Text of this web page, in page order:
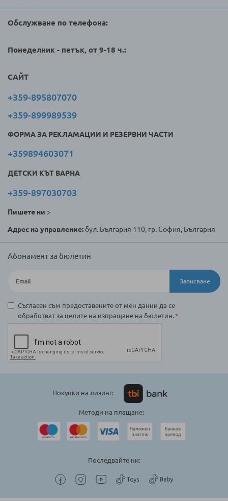
Обслужване по телефона:
Понеделник - петък, от 9-18 ч.:
САЙТ
+359-895807070
+359-899989539
ФОРМА ЗА РЕКЛАМАЦИИ И РЕЗЕРВНИ ЧАСТИ
+359894603071
ДЕТСКИ КЪТ ВАРНА
+359-897030703
Пишете ни >
Адрес на управление:бул. България 110, гр. София, България
Абонамент за бюлетин
Записване
Съгласен съм предоставените от мен данни да се
обработват за целите на изпращане на бюлетин.
Покупки на лизинг:
Методи на плащане:
Последвайте ни: